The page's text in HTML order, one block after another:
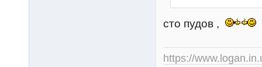
сто пудов ,
https://